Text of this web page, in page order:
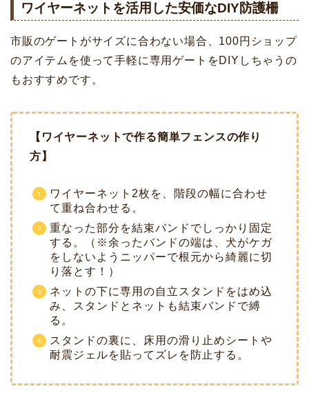
ワイヤーネットを活用した安価なDIY防護柵
市販のゲートがサイズに合わない場合、100円ショップ
のアイテムを使って手軽に専用ゲートをDIYしちゃうの
もおすすめです。
【ワイヤーネットで作る簡単フェンスの作り
方】
ワイヤーネット2枚を、階段の幅に合わせ
て重ね合わせる。
重なった部分を結束バンドでしっかり固定
する。（※余ったバンドの端は、犬がケガ
をしないようニッパーで根元から綺麗に切
り落とす！）
ネットの下に専用の自立スタンドをはめ込
み、スタンドとネットも結束バンドで縛
る。
スタンドの裏に、床用の滑り止めシートや
耐震ジェルを貼ってズレを防止する。